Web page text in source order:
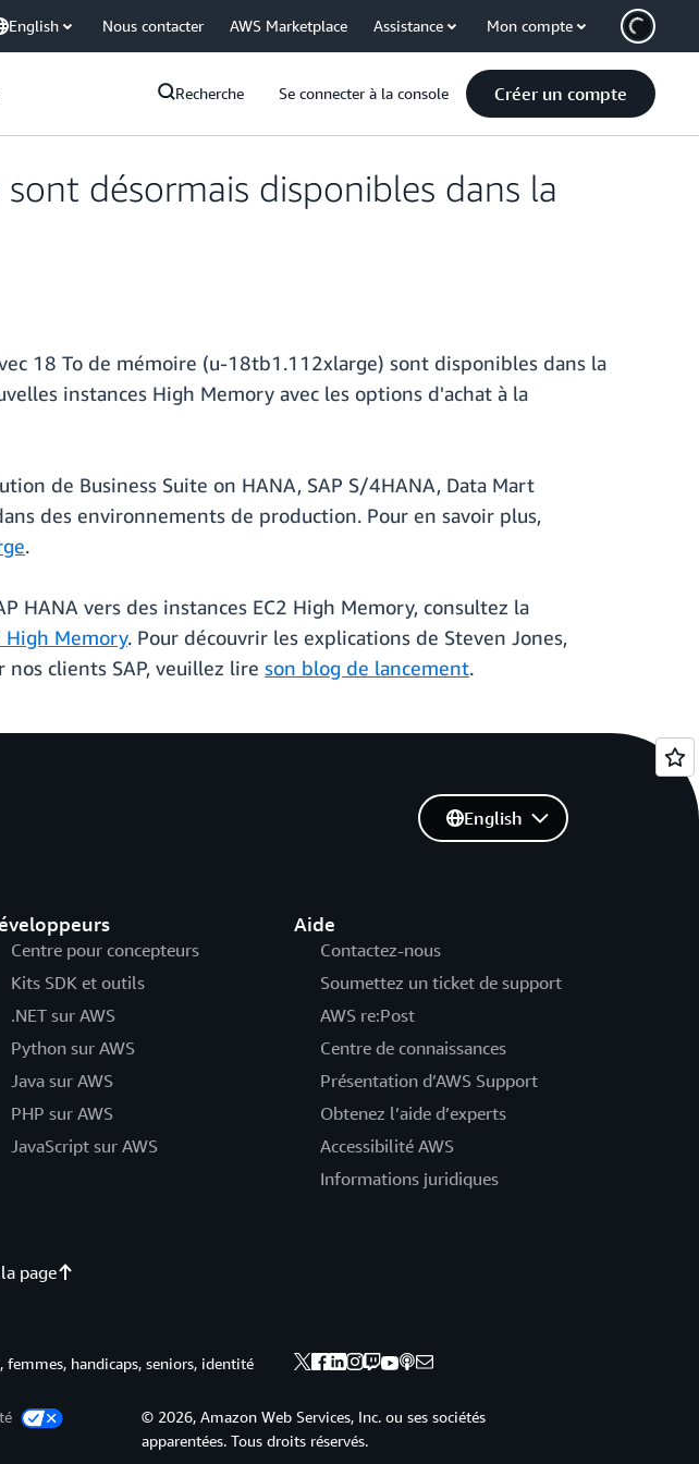
English Nous contacter AWS Marketplace Assistance Mon compte
Recherche Se connecter à la console Créer un compte
désormais disponibles dans la
18 To de mémoire (u-18tb1.112xlarge) sont disponibles dans la
instances High Memory avec les options d'achat à la
de Business Suite on HANA, SAP S/4HANA, Data Mart
des environnements de production. Pour en savoir plus,
.
vers des instances EC2 High Memory, consultez la
High Memory. Pour découvrir les explications de Steven Jones,
clients SAP, veuillez lire son blog de lancement.
Centre pour concepteurs
Kits SDK et outils
.NET sur AWS
Python sur AWS
Java sur AWS
PHP sur AWS
JavaScript sur AWS
Aide
Contactez-nous
Soumettez un ticket de support
AWS re:Post
Centre de connaissances
Présentation d’AWS Support
Obtenez l’aide d’experts
Accessibilité AWS
Informations juridiques
English
page
handicaps, seniors, identité
© 2026, Amazon Web Services, Inc. ou ses sociétés
apparentées. Tous droits réservés.